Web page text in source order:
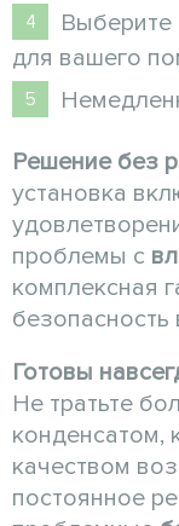
для вашего
Решение без
установка
проблемы с
комплексная
безопасность
Готовы
Не тратьте
конденсатом,
качеством
постоянное